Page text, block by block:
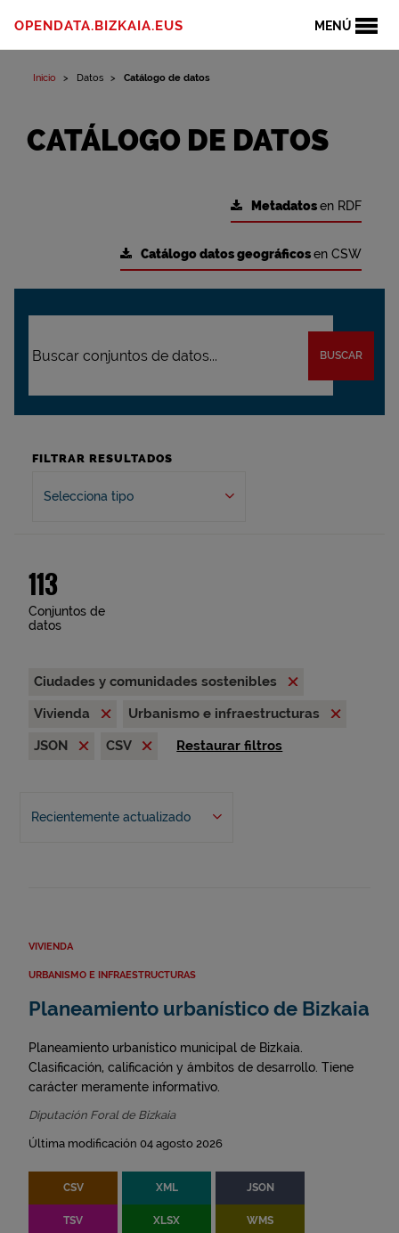
MENÚ
OPENDATA.BIZKAIA.EUS
Inicio Datos Catálogo de datos
CATÁLOGO DE DATOS
Metadatosen RDF
Catálogo datos geográficosen CSW
BUSCAR
FILTRAR RESULTADOS
Selecciona tipo
113
Conjuntos de
datos
Ciudades y comunidades sostenibles
Vivienda
Urbanismo e infraestructuras
JSON
CSV Restaurar filtros
Recientemente actualizado
VIVIENDA
URBANISMO E INFRAESTRUCTURAS
Planeamiento urbanístico de Bizkaia
Planeamiento urbanístico municipal de Bizkaia.
Clasificación, calificación y ámbitos de desarrollo. Tiene
carácter meramente informativo.
Diputación Foral de Bizkaia
Última modificación 04 agosto 2026
CSV XML JSON
TSV XLSX WMS